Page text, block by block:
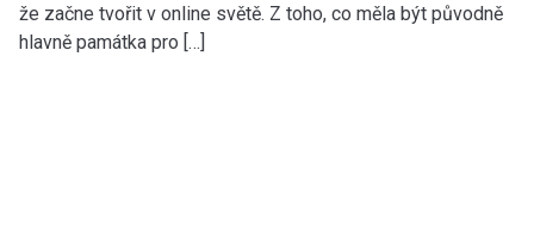
že začne tvořit v online světě. Z toho, co měla být původně
hlavně památka pro […]